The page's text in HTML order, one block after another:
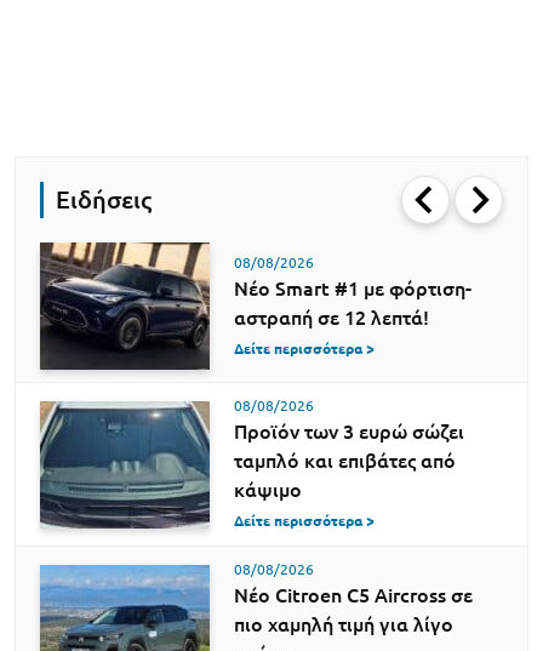
Ειδήσεις
08/08/2026
Νέο Smart #1 με φόρτιση-
αστραπή σε 12 λεπτά!
Δείτε περισσότερα >
08/08/2026
Προϊόν των 3 ευρώ σώζει
ταμπλό και επιβάτες από
κάψιμο
Δείτε περισσότερα >
08/08/2026
Νέο Citroen C5 Aircross σε
πιο χαμηλή τιμή για λίγο